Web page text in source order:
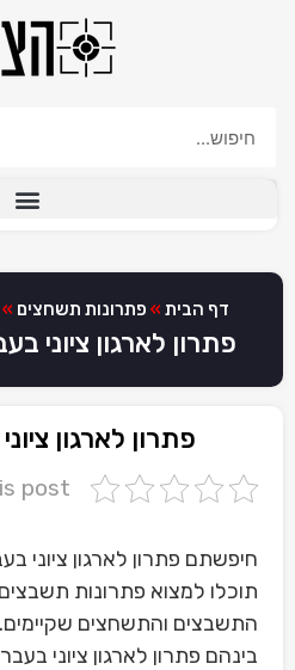
דף הבית » פתרונות תשחצים »
פתרון לארגון
פתרון לארגון
post
חיפשתם פתרון לארגון
תוכלו למצוא פתרונות
התשבצים והתשחצים
בינהם פתרון לארגון ציוני